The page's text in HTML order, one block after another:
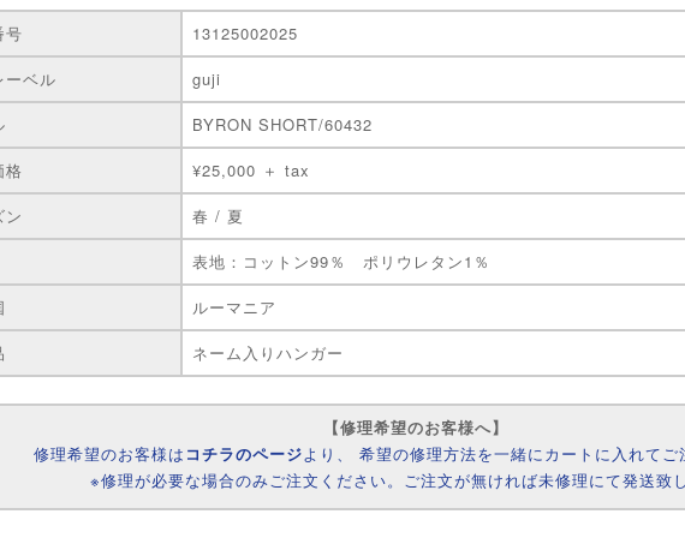
号
13125002025
ーベル
guji
BYRON SHORT/60432
格
¥25,000 ＋ tax
ン
春 / 夏
表地：コットン99％ ポリウレタン1％
ルーマニア
ネーム入りハンガー
【修理希望のお客様へ】
修理希望のお客様は コチラのページより、 希望の修理方法を一緒にカートに入れてご
※修理が必要な場合のみご注文ください。ご注文が無ければ未修理にて発送致し